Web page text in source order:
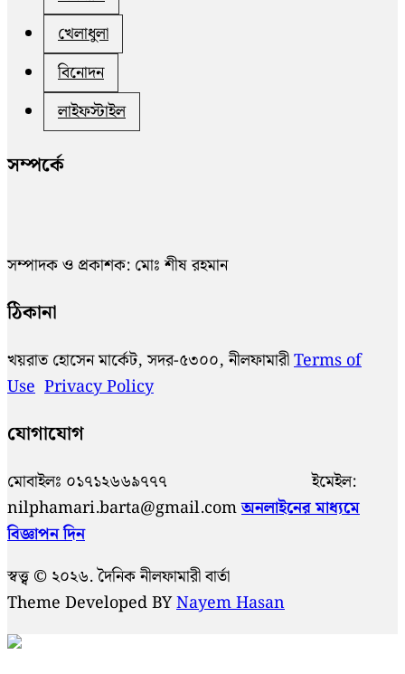
খেলাধুলা
বিনোদন
লাইফস্টাইল
সম্পর্কে
সম্পাদক ও প্রকাশক: মোঃ শীষ রহমান
ঠিকানা
খয়রাত হোসেন মার্কেট, সদর-৫৩০০, নীলফামারীTerms of
Use Privacy Policy
যোগাযোগ
মোবাইলঃ ০১৭১২৬৬৯৭৭৭ ইমেইল:
nilphamari.barta@gmail.comঅনলাইনের মাধ্যমে
বিজ্ঞাপন দিন
স্বত্ত্ব © ২০২৬. দৈনিক নীলফামারী বার্তা
Theme Developed BYNayem Hasan